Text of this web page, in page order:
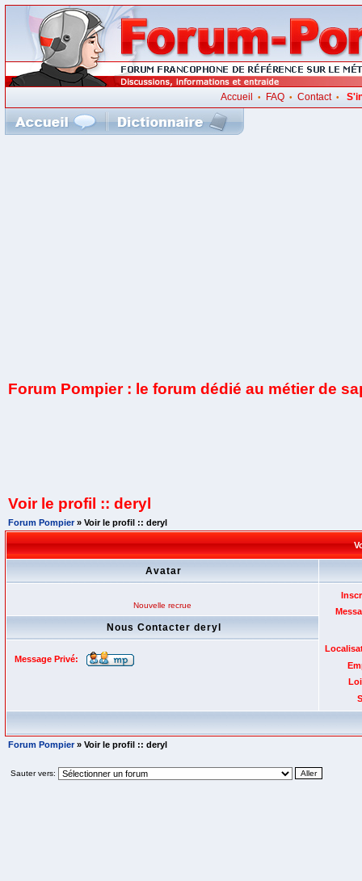
Accueil • FAQ •Contact•
Forum Pompier : le forum dédié au métier de
Voir le profil :: deryl
Forum Pompier» Voir le profil :: deryl
Avatar
Nouvelle recrue
Nous Contacter deryl
Message Privé:
Forum Pompier» Voir le profil :: deryl
Sauter vers: